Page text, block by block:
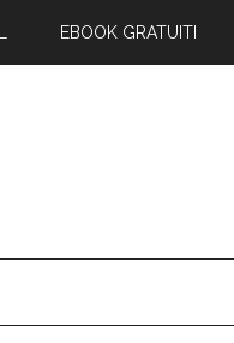
EBOOK GRATUITI